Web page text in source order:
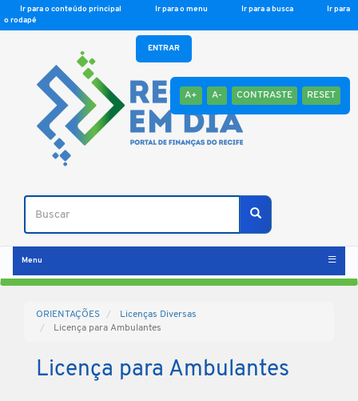
Ir para o conteúdo principal Ir para o menu Ir para a busca
Ir para
o rodapé
A+ A- CONTRASTE RESET
Buscar
Buscar
ENTRAR
Menu
ORIENTAÇÕES
Licenças Diversas
Licença para Ambulantes
Licença para Ambulantes